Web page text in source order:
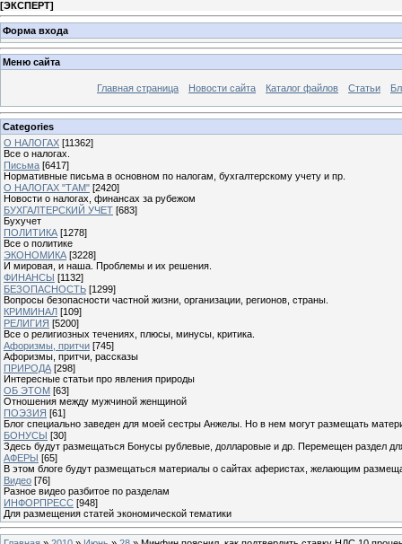
[ЭКСПЕРТ]
Форма входа
Меню сайта
Главная страница Новости сайта Каталог файлов Статьи
Categories
О НАЛОГАХ [11362]
Все о налогах.
Письма [6417]
Нормативные письма в основном по налогам, бухгалтерскому учету и пр.
О НАЛОГАХ "ТАМ" [2420]
Новости о налогах, финансах за рубежом
БУХГАЛТЕРСКИЙ УЧЕТ [683]
Бухучет
ПОЛИТИКА [1278]
Все о политике
ЭКОНОМИКА [3228]
И мировая, и наша. Проблемы и их решения.
ФИНАНСЫ [1132]
БЕЗОПАСНОСТЬ [1299]
Вопросы безопасности частной жизни, организации, регионов, страны.
КРИМИНАЛ [109]
РЕЛИГИЯ [5200]
Все о религиозных течениях, плюсы, минусы, критика.
Афоризмы, притчи [745]
Афоризмы, притчи, рассказы
ПРИРОДА [298]
Интересные статьи про явления природы
ОБ ЭТОМ [63]
Отношения между мужчиной женщиной
ПОЭЗИЯ [61]
Блог специально заведен для моей сестры Анжелы. Но в нем могут размещать
БОНУСЫ [30]
Здесь будут размещаться Бонусы рублевые, долларовые и др. Перемещен раздел
АФЕРЫ [65]
В этом блоге будут размещаться материалы о сайтах аферистах, желающим
Видео [76]
Разное видео разбитое по разделам
ИНФОРПРЕСС [948]
Для размещения статей экономической тематики